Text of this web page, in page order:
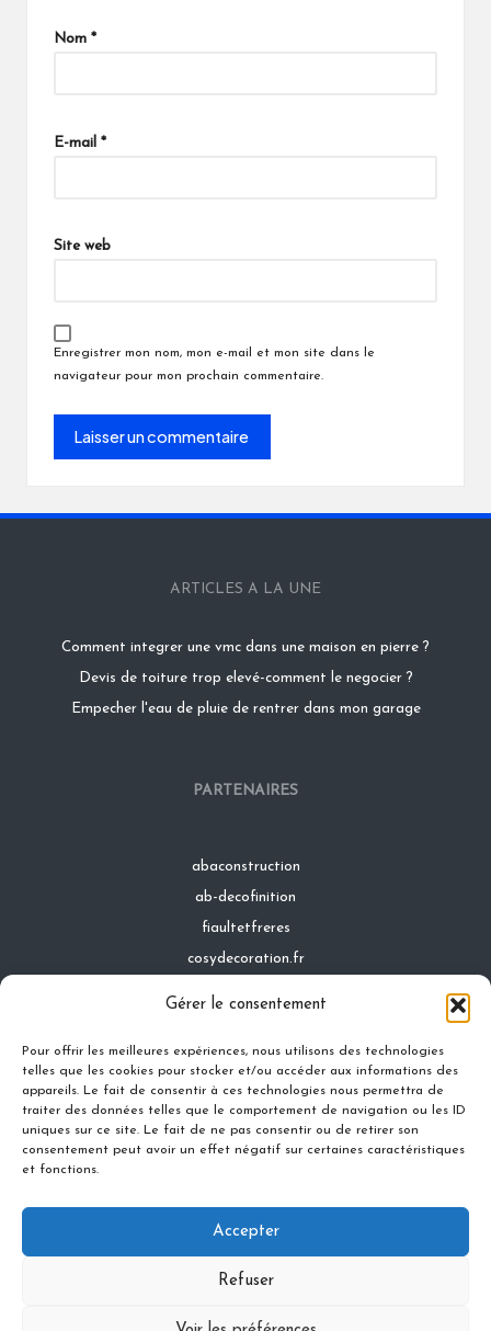
Gérer le consentement
Pour offrir les meilleures expériences, nous utilisons des technologies
telles que les cookies pour stocker et/ou accéder aux informations des
appareils. Le fait de consentir à ces technologies nous permettra de
traiter des données telles que le comportement de navigation ou les ID
uniques sur ce site. Le fait de ne pas consentir ou de retirer son
consentement peut avoir un effet négatif sur certaines caractéristiques
et fonctions.
Accepter
Refuser
Nom *
E-mail *
Site web
Enregistrer mon nom, mon e-mail et mon site dans le
navigateur pour mon prochain commentaire.
ARTICLES A LA UNE
Comment integrer une vmc dans une maison en pierre ?
Devis de toiture trop elevé-comment le negocier ?
Empecher l'eau de pluie de rentrer dans mon garage
PARTENAIRES
abaconstruction
ab-decofinition
fiaultetfreres
cosydecoration.fr
Contact
Mentions légales
Politique de cookies